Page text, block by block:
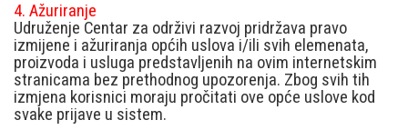
4. Ažuriranje
Udruženje Centar za održivi razvoj pridržava pravo
izmijene i ažuriranja općih uslova i/ili svih elemenata,
proizvoda i usluga predstavljenih na ovim internetskim
stranicama bez prethodnog upozorenja. Zbog svih tih
izmjena korisnici moraju pročitati ove opće uslove kod
svake prijave u sistem.